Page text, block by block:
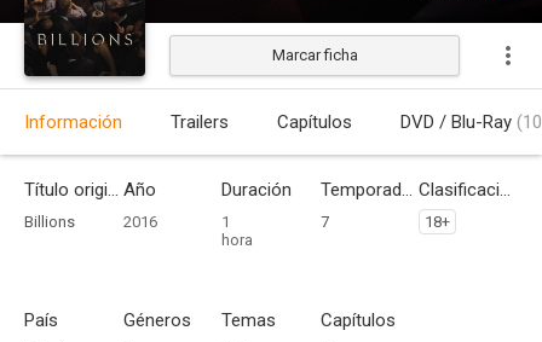
Marcar ficha
Información Trailers Capítulos DVD / Blu-Ray
Título original
Billions
Año
2016
Duración
1
hora
Temporadas
7
Clasificación por edades
18+
País Géneros Temas Capítulos